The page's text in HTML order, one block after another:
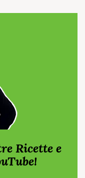
Ricette e